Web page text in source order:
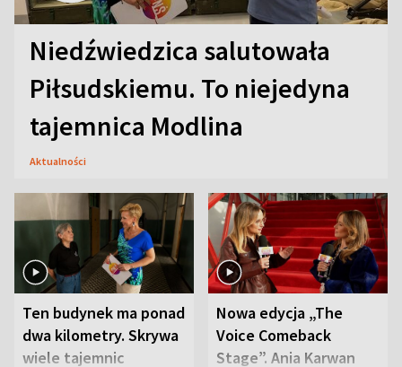
Niedźwiedzica salutowała
Piłsudskiemu. To niejedyna
tajemnica Modlina
Aktualności
Ten budynek ma ponad
dwa kilometry. Skrywa
wiele tajemnic
Nowa edycja „The
Voice Comeback
Stage”. Ania Karwan